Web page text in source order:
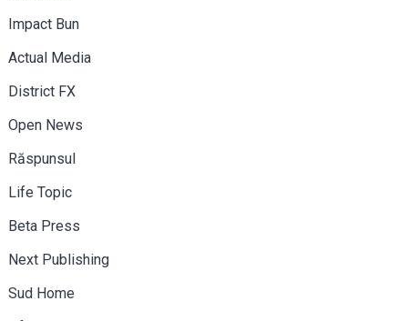
Impact Bun
Actual Media
District FX
Open News
Răspunsul
Life Topic
Beta Press
Next Publishing
Sud Home